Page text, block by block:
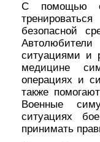
С помощью
безопасной
ситуациями и
медицине
операциях и
также
Военные
ситуациях
принимать